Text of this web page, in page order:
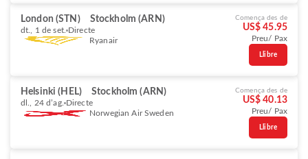
London (STN) Stockholm (ARN)
dt., 1 de set. Directe
Ryanair
Comença des de
US$ 45.95
Preu/ Pax
Llibre
Helsinki (HEL) Stockholm (ARN)
dl., 24 d’ag. Directe
Norwegian Air Sweden
Comença des de
US$ 40.13
Preu/ Pax
Llibre